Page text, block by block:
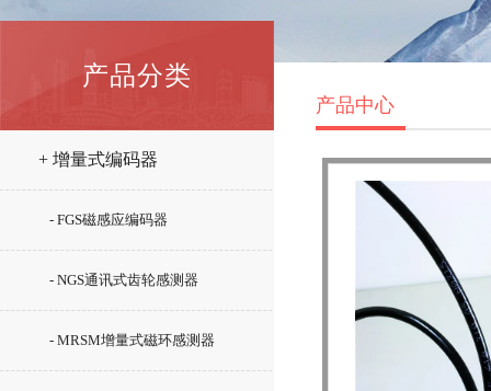
产品分类
+ 增量式编码器
- FGS磁感应编码器
- NGS通讯式齿轮感测器
- MRSM增量式磁环感测器
产品中心